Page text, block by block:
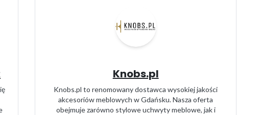
Knobs.pl
Knobs.pl to renomowany dostawca wysokiej jakości
akcesoriów meblowych w Gdańsku. Nasza oferta
obejmuje zarówno stylowe uchwyty meblowe, jak i